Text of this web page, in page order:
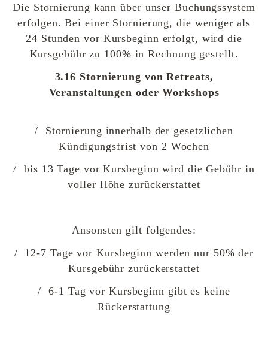
Die Stornierung kann über unser Buchungssystem
erfolgen. Bei einer Stornierung, die weniger als
24 Stunden vor Kursbeginn erfolgt, wird die
Kursgebühr zu 100% in Rechnung gestellt.
3.16 Stornierung von Retreats,
Veranstaltungen oder Workshops
/ Stornierung innerhalb der gesetzlichen
Kündigungsfrist von 2 Wochen
/ bis 13 Tage vor Kursbeginn wird die Gebühr in
voller Höhe zurückerstattet
Ansonsten gilt folgendes:
/ 12-7 Tage vor Kursbeginn werden nur 50% der
Kursgebühr zurückerstattet
/ 6-1 Tag vor Kursbeginn gibt es keine
Rückerstattung